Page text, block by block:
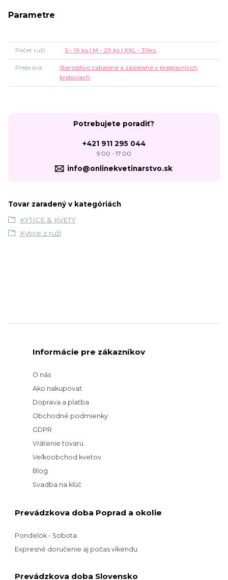
Parametre
Počet ruží S - 19 ks | M - 29 ks | XXL - 39ks
Preprava
Starostlivo zabalené a zasielané v prepravných
krabiciach
Potrebujete poradiť?
+421 911 295 044
9:00 - 17:00
info@onlinekvetinarstvo.sk
Tovar zaradený v kategóriách
KYTICE & KVETY
Kytice z ruží
Informácie pre zákazníkov
O nás
Ako nakupovať
Doprava a platba
Obchodné podmienky
GDPR
Vrátenie tovaru
Veľkoobchod kvetov
Blog
Svadba na kľúč
Prevádzkova doba Poprad a okolie
Pondelok - Sobota
Expresné doručenie aj počas víkendu.
Prevádzkova doba Slovensko